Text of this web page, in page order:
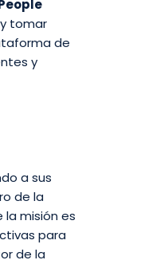
tomar
de
y
a sus
de la
la misión es
para
de la